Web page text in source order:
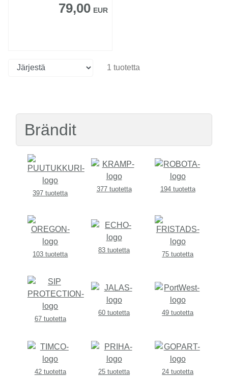
79,00 EUR
1 tuotetta
Brändit
397 tuotetta
377 tuotetta 194 tuotetta
103 tuotetta
83 tuotetta
75 tuotetta
67 tuotetta
60 tuotetta 49 tuotetta
42 tuotetta 25 tuotetta 24 tuotetta